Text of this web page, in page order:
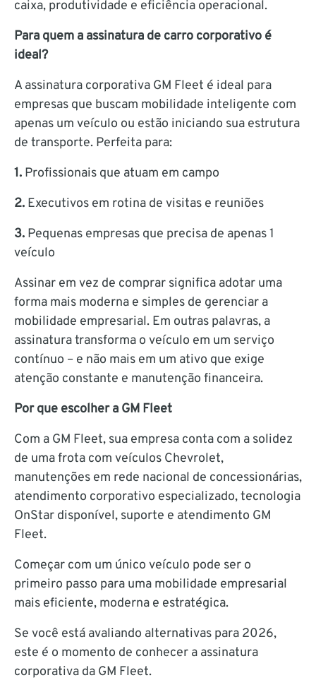
caixa, produtividade e eficiência operacional.
Para quem a assinatura de carro corporativo é
ideal?
A assinatura corporativa GM Fleet é ideal para
empresas que buscam mobilidade inteligente com
apenas um veículo ou estão iniciando sua estrutura
de transporte. Perfeita para:
1. Profissionais que atuam em campo
2. Executivos em rotina de visitas e reuniões
3. Pequenas empresas que precisa de apenas 1
veículo
Assinar em vez de comprar significa adotar uma
forma mais moderna e simples de gerenciar a
mobilidade empresarial. Em outras palavras, a
assinatura transforma o veículo em um serviço
contínuo – e não mais em um ativo que exige
atenção constante e manutenção financeira.
Por que escolher a GM Fleet
Com a GM Fleet, sua empresa conta com a solidez
de uma frota com veículos Chevrolet,
manutenções em rede nacional de concessionárias,
atendimento corporativo especializado, tecnologia
OnStar disponível, suporte e atendimento GM
Fleet.
Começar com um único veículo pode ser o
primeiro passo para uma mobilidade empresarial
mais eficiente, moderna e estratégica.
Se você está avaliando alternativas para 2026,
este é o momento de conhecer a assinatura
corporativa da GM Fleet.